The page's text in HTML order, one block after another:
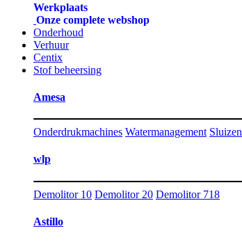
Werkplaats
Onze complete webshop
Onderhoud
Verhuur
Centix
Stof beheersing
Amesa
Onderdrukmachines Watermanagement Sluizen
wlp
Demolitor 10 Demolitor 20 Demolitor 718
Astillo